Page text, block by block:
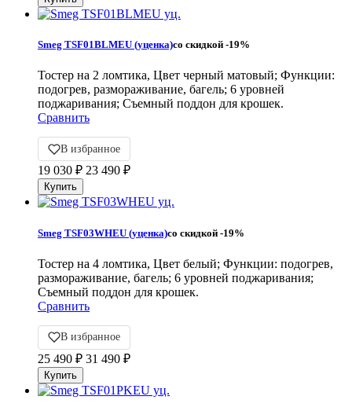
Smeg TSF01BLMEU (уценка)со скидкой -19%
Тостер на 2 ломтика, Цвет черный матовый; Функции:
подогрев, размораживание, багель; 6 уровней
поджаривания; Съемный поддон для крошек.
Сравнить
В избранное
19 030 ₽ 23 490 ₽
Smeg TSF03WHEU (уценка)со скидкой -19%
Тостер на 4 ломтика, Цвет белый; Функции: подогрев,
размораживание, багель; 6 уровней поджаривания;
Съемный поддон для крошек.
Сравнить
В избранное
25 490 ₽ 31 490 ₽